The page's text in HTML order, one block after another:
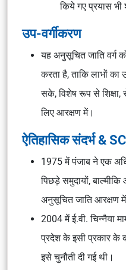
किये गए प्रयास भी
उप-वर्गीकरण
यह अनुसूचित जाति वर्ग
करता है, ताकि लाभों का
सके, विशेष रूप से शिक्षा,
लिए आरक्षण में।
ऐतिहासिक संदर्भ &
1975 में पंजाब ने एक
पिछड़े समुदायों,
अनुसूचित जाति आरक्षण में
2004 में ई.वी. चिन्नैया
प्रदेश के इसी प्रकार के
इसे चुनौती दी गई थी।